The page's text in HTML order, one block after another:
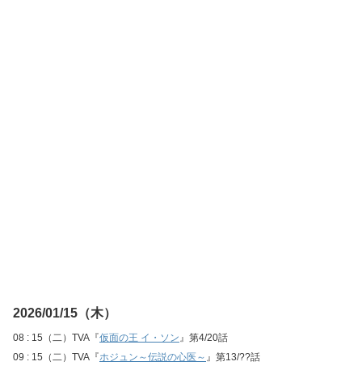
2026/01/15（木）
08 : 15（二）TVA『仮面の王 イ・ソン』第4/20話
09 : 15（二）TVA『ホジュン～伝説の心医～ 』第13/??話